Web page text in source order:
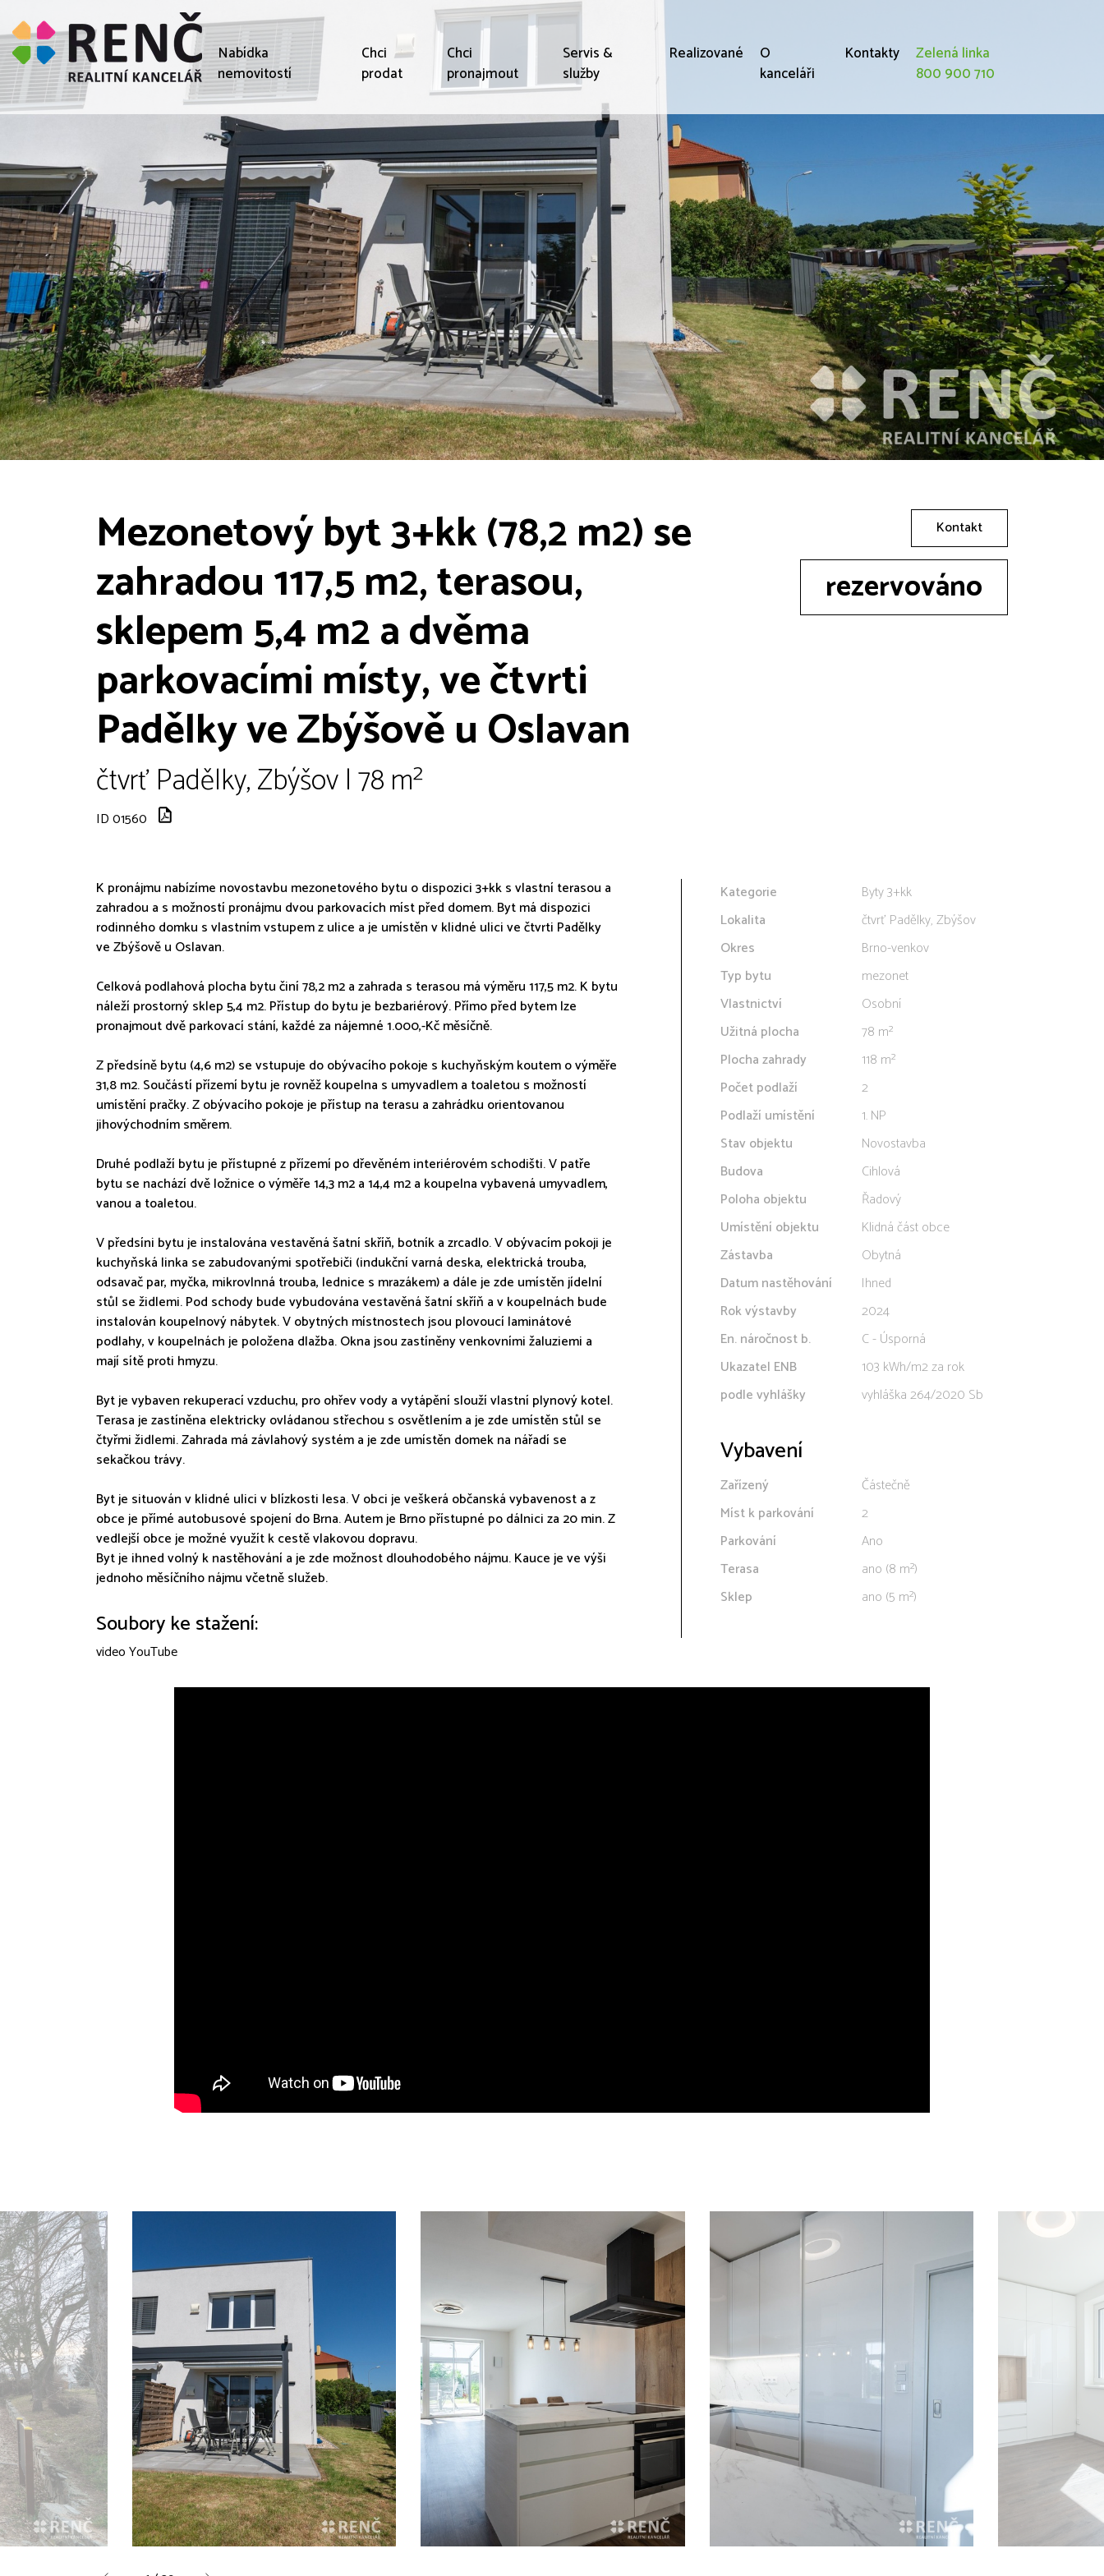
Nabídka
nemovitostí
Chci
prodat
Chci
pronajmout
Servis &
služby
Realizované
O
kanceláři
Kontakty
Zelená linka
800 900 710
Mezonetový byt 3+kk (78,2 m2) se
zahradou 117,5 m2, terasou,
sklepem 5,4 m2 a dvěma
parkovacími místy, ve čtvrti
Padělky ve Zbýšově u Oslavan
čtvrť Padělky, Zbýšov | 78 m²
ID 01560
Kontakt
rezervováno
K pronájmu nabízíme novostavbu mezonetového bytu o dispozici 3+kk s vlastní terasou a
zahradou a s možností pronájmu dvou parkovacích míst před domem. Byt má dispozici
rodinného domku s vlastním vstupem z ulice a je umístěn v klidné ulici ve čtvrti Padělky
ve Zbýšově u Oslavan.
Celková podlahová plocha bytu činí 78,2 m2 a zahrada s terasou má výměru 117,5 m2. K bytu
náleží prostorný sklep 5,4 m2. Přístup do bytu je bezbariérový. Přímo před bytem lze
pronajmout dvě parkovací stání, každé za nájemné 1.000,-Kč měsíčně.
Z předsíně bytu (4,6 m2) se vstupuje do obývacího pokoje s kuchyňským koutem o výměře
31,8 m2. Součástí přízemí bytu je rovněž koupelna s umyvadlem a toaletou s možností
umístění pračky. Z obývacího pokoje je přístup na terasu a zahrádku orientovanou
jihovýchodním směrem.
Druhé podlaží bytu je přístupné z přízemí po dřevěném interiérovém schodišti. V patře
bytu se nachází dvě ložnice o výměře 14,3 m2 a 14,4 m2 a koupelna vybavená umyvadlem,
vanou a toaletou.
V předsíni bytu je instalována vestavěná šatní skříň, botník a zrcadlo. V obývacím pokoji je
kuchyňská linka se zabudovanými spotřebiči (indukční varná deska, elektrická trouba,
odsavač par, myčka, mikrovlnná trouba, lednice s mrazákem) a dále je zde umístěn jídelní
stůl se židlemi. Pod schody bude vybudována vestavěná šatní skříň a v koupelnách bude
instalován koupelnový nábytek. V obytných místnostech jsou plovoucí laminátové
podlahy, v koupelnách je položena dlažba. Okna jsou zastíněny venkovními žaluziemi a
mají sítě proti hmyzu.
Byt je vybaven rekuperací vzduchu, pro ohřev vody a vytápění slouží vlastní plynový kotel.
Terasa je zastíněna elektricky ovládanou střechou s osvětlením a je zde umístěn stůl se
čtyřmi židlemi. Zahrada má závlahový systém a je zde umístěn domek na nářadí se
sekačkou trávy.
Byt je situován v klidné ulici v blízkosti lesa. V obci je veškerá občanská vybavenost a z
obce je přímé autobusové spojení do Brna. Autem je Brno přístupné po dálnici za 20 min. Z
vedlejší obce je možné využít k cestě vlakovou dopravu.
Byt je ihned volný k nastěhování a je zde možnost dlouhodobého nájmu. Kauce je ve výši
jednoho měsíčního nájmu včetně služeb.
Soubory ke stažení:
video YouTube
Kategorie
Byty 3+kk
Lokalita
čtvrť Padělky, Zbýšov
Okres
Brno-venkov
Typ bytu
mezonet
Vlastnictví
Osobní
Užitná plocha
78 m²
Plocha zahrady
118 m²
Počet podlaží
2
Podlaží umístění
1. NP
Stav objektu
Novostavba
Budova
Cihlová
Poloha objektu
Řadový
Umístění objektu
Klidná část obce
Zástavba
Obytná
Datum nastěhování
Ihned
Rok výstavby
2024
En. náročnost b.
C - Úsporná
Ukazatel ENB
103 kWh/m2 za rok
podle vyhlášky
vyhláška 264/2020 Sb
Vybavení
Zařízený
Částečně
Míst k parkování
2
Parkování
Ano
Terasa
ano (8 m²)
Sklep
ano (5 m²)